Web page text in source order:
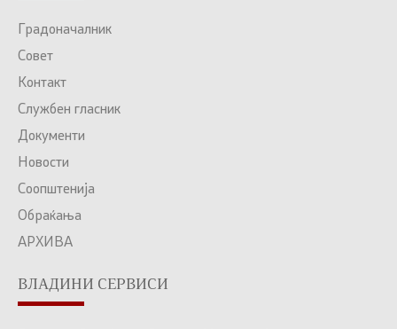
Градоначалник
Совет
Контакт
Службен гласник
Документи
Новости
Соопштенија
Обраќања
АРХИВА
ВЛАДИНИ СЕРВИСИ